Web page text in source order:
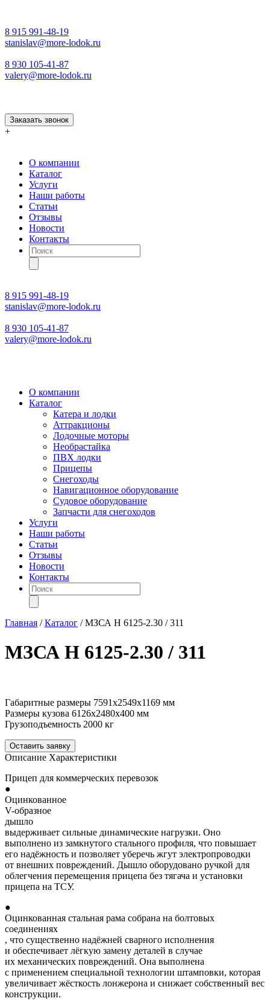
8 915 991-48-19
stanislav@more-lodok.ru
8 930 105-41-87
valery@more-lodok.ru
Заказать звонок
+
О компании
Каталог
Услуги
Наши работы
Статьи
Отзывы
Новости
Контакты
Поиск
товаров
8 915 991-48-19
stanislav@more-lodok.ru
8 930 105-41-87
valery@more-lodok.ru
О компании
Каталог
Катера и лодки
Аттракционы
Лодочные моторы
Необрастайка
ПВХ лодки
Прицепы
Снегоходы
Навигационное оборудование
Судовое оборудование
Запчасти для снегоходов
Услуги
Наши работы
Статьи
Отзывы
Новости
Контакты
Поиск
товаров
Главная /Каталог /МЗСА H 6125-2.30 / 311
МЗСА H 6125-2.30 / 311
Габаритные размеры 7591х2549х1169 мм
Размеры кузова 6126х2480х400 мм
Грузоподъемность 2000 кг
Оставить заявку
Описание Характеристики
Прицеп для коммерческих перевозок
●
Оцинкованное
V-образное
дышло
выдерживает сильные динамические нагрузки. Оно
выполнено из замкнутого стального профиля, что повышает
его надёжность и позволяет уберечь жгут электропроводки
от внешних повреждений. Дышло оборудовано ручкой для
облегчения перемещения прицепа без тягача и установки
прицепа на ТСУ.
●
Оцинкованная стальная рама собрана на болтовых
соединениях
, что существенно надёжней сварного исполнения
и обеспечивает лёгкую замену деталей в случае
их механических повреждений. Она выполнена
с применением специальной технологии штамповки, которая
увеличивает жёсткость лонжерона и снижает собственный вес
конструкции.